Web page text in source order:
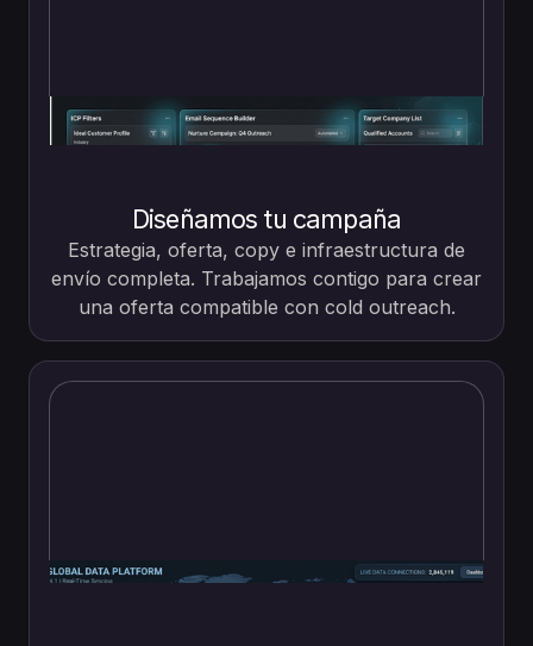
Diseñamos tu campaña
Estrategia, oferta, copy e infraestructura de
envío completa. Trabajamos contigo para crear
una oferta compatible con cold outreach.